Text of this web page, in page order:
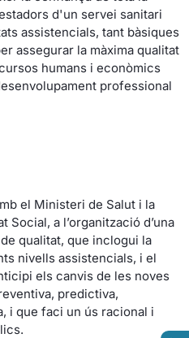
d'un servei sanitari
assistencials, tant bàsiques
assegurar la màxima qualitat
humans i econòmics
professional
el Ministeri de Salut i la
Social, a l’organització d’una
qualitat, que inclogui la
nivells assistencials, i el
els canvis de les noves
predictiva,
i que faci un ús racional i